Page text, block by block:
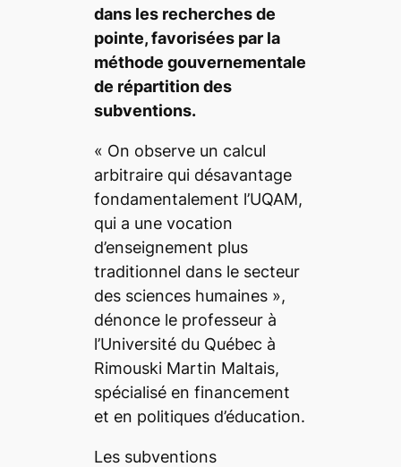
dans les recherches de
pointe, favorisées par la
méthode gouvernementale
de répartition des
subventions.
« On observe un calcul
arbitraire qui désavantage
fondamentalement l’UQAM,
qui a une vocation
d’enseignement plus
traditionnel dans le secteur
des sciences humaines»,
dénonce le professeur à
l’Université du Québec à
Rimouski Martin Maltais,
spécialisé en financement
et en politiques d’éducation.
Les subventions